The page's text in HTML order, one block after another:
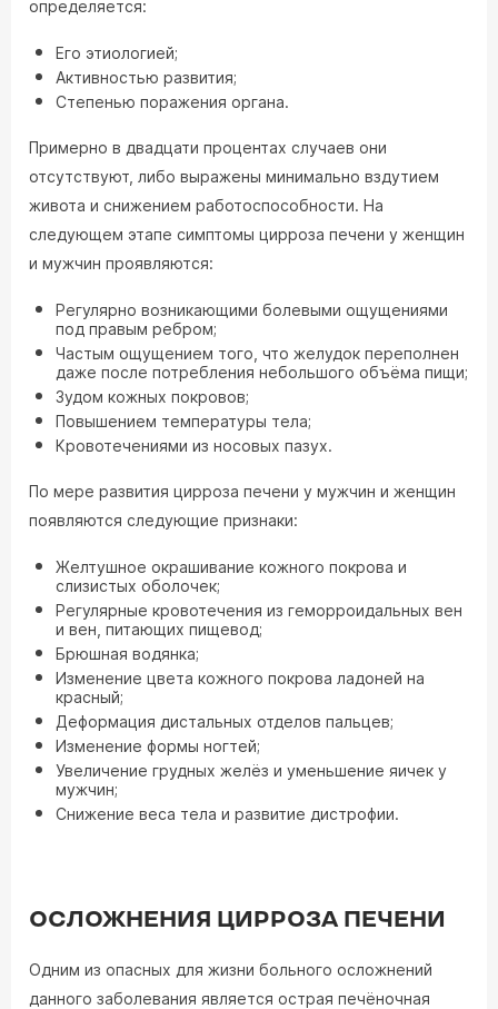
определяется:
Его этиологией;
Активностью развития;
Степенью поражения органа.
Примерно в двадцати процентах случаев они
отсутствуют, либо выражены минимально вздутием
живота и снижением работоспособности. На
следующем этапе симптомы цирроза печени у женщин
и мужчин проявляются:
Регулярно возникающими болевыми ощущениями
под правым ребром;
Частым ощущением того, что желудок переполнен
даже после потребления небольшого объёма пищи;
Зудом кожных покровов;
Повышением температуры тела;
Кровотечениями из носовых пазух.
По мере развития цирроза печени у мужчин и женщин
появляются следующие признаки:
Желтушное окрашивание кожного покрова и
слизистых оболочек;
Регулярные кровотечения из геморроидальных вен
и вен, питающих пищевод;
Брюшная водянка;
Изменение цвета кожного покрова ладоней на
красный;
Деформация дистальных отделов пальцев;
Изменение формы ногтей;
Увеличение грудных желёз и уменьшение яичек у
мужчин;
Снижение веса тела и развитие дистрофии.
ОСЛОЖНЕНИЯ ЦИРРОЗА ПЕЧЕНИ
Одним из опасных для жизни больного осложнений
данного заболевания является острая печёночная